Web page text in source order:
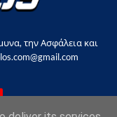
την Ασφάλεια και